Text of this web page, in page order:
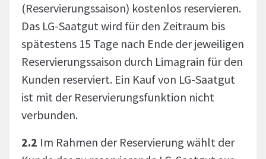
(Reservierungssaison) kostenlos reservieren.
Das LG-Saatgut wird für den Zeitraum bis
spätestens 15 Tage nach Ende der jeweiligen
Reservierungssaison durch Limagrain für den
Kunden reserviert. Ein Kauf von LG-Saatgut
ist mit der Reservierungsfunktion nicht
verbunden.
2.2 Im Rahmen der Reservierung wählt der